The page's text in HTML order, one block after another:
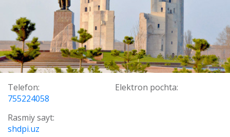
Telefon:
755224058
Elektron pochta:
Rasmiy sayt:
shdpi.uz